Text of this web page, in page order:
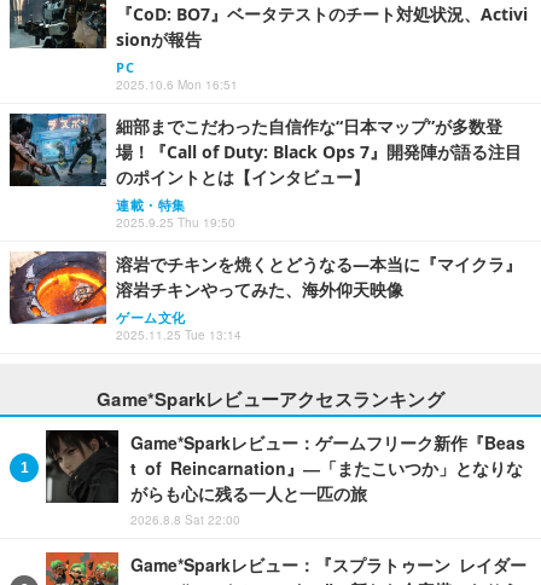
『CoD: BO7』ベータテストのチート対処状況、Activi
sionが報告
PC
2025.10.6 Mon 16:51
細部までこだわった自信作な“日本マップ”が多数登
場！『Call of Duty: Black Ops 7』開発陣が語る注目
のポイントとは【インタビュー】
連載・特集
2025.9.25 Thu 19:50
溶岩でチキンを焼くとどうなる―本当に『マイクラ』
溶岩チキンやってみた、海外仰天映像
ゲーム文化
2025.11.25 Tue 13:14
Game*Sparkレビューアクセスランキング
Game*Sparkレビュー：ゲームフリーク新作『Beas
t of Reincarnation』―「またこいつか」となりな
がらも心に残る一人と一匹の旅
2026.8.8 Sat 22:00
Game*Sparkレビュー：『スプラトゥーン レイダー